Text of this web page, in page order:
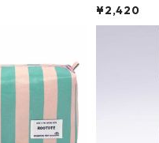
撥水加工 トラベ
フホワイト
大きめ 撥水
CODILE/
¥2,420